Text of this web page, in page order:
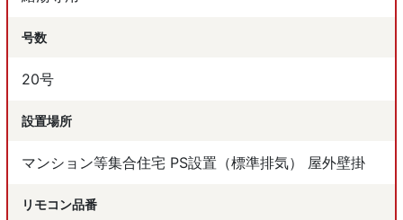
号数
20号
設置場所
マンション等集合住宅 PS設置（標準排気） 屋外壁掛
リモコン品番